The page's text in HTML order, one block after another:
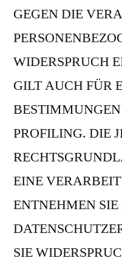
GEGEN DIE
WIDERSPRUCH
GILT AUCH FÜR
PROFILING. DIE
EINE
ENTNEHMEN SIE
SIE